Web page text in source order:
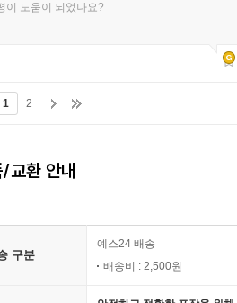
이 도움이 되었나요?
1 2
교환 안내
구분
예스24 배송
배송비 : 2,500원